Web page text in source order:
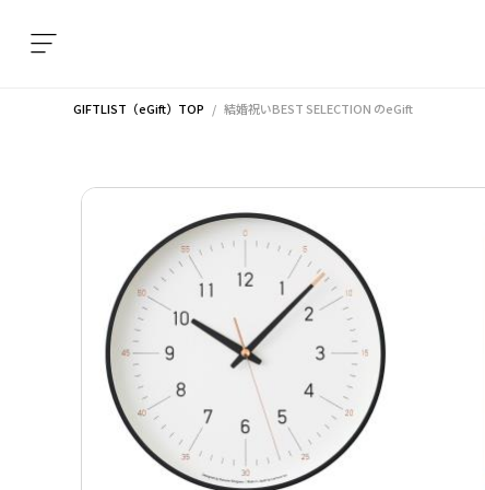
GIFTLIST（eGift）TOP 結婚祝いBEST SELECTION のeGift